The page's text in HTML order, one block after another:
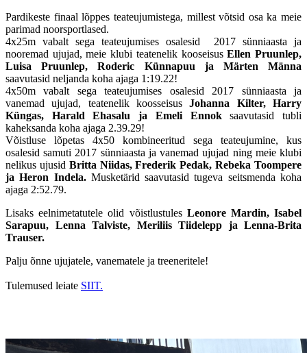
Pardikeste finaal lõppes teateujumistega, millest võtsid osa ka meie
parimad noorsportlased.
4x25m vabalt sega teateujumises osalesid 2017 sünniaasta ja
nooremad ujujad, meie klubi teatenelik kooseisusEllen Pruunlep,
Luisa Pruunlep, Roderic Künnapuu ja Märten Männa
saavutasid neljanda koha ajaga 1:19.22!
4x50m vabalt sega teateujumises osalesid 2017 sünniaasta ja
vanemad ujujad, teatenelik koosseisusJohanna Kilter, Harry
Küngas, Harald Ehasalu ja Emeli Ennoksaavutasid tubli
kaheksanda koha ajaga 2.39.29!
Võistluse lõpetas 4x50 kombineeritud sega teateujumine, kus
osalesid samuti 2017 sünniaasta ja vanemad ujujad ning meie klubi
nelikus ujusid Britta Niidas, Frederik Pedak, Rebeka Toompere
ja Heron Indela.Musketärid saavutasid tugeva seitsmenda koha
ajaga 2:52.79.
Lisaks eelnimetatutele olid võistlustules Leonore Mardin, Isabel
Sarapuu, Lenna Talviste, Meriliis Tiidelepp ja Lenna-Brita
Trauser.
Palju õnne ujujatele, vanematele ja treeneritele!
Tulemused leiate SIIT.